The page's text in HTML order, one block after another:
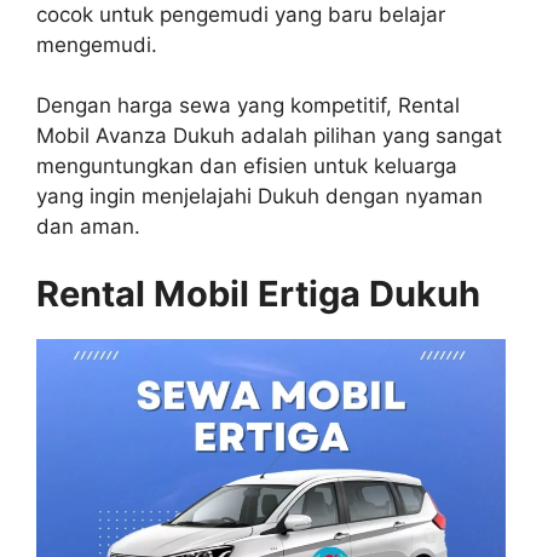
cocok untuk pengemudi yang baru belajar
mengemudi.
Dengan harga sewa yang kompetitif, Rental
Mobil Avanza Dukuh adalah pilihan yang sangat
menguntungkan dan efisien untuk keluarga
yang ingin menjelajahi Dukuh dengan nyaman
dan aman.
Rental Mobil Ertiga Dukuh